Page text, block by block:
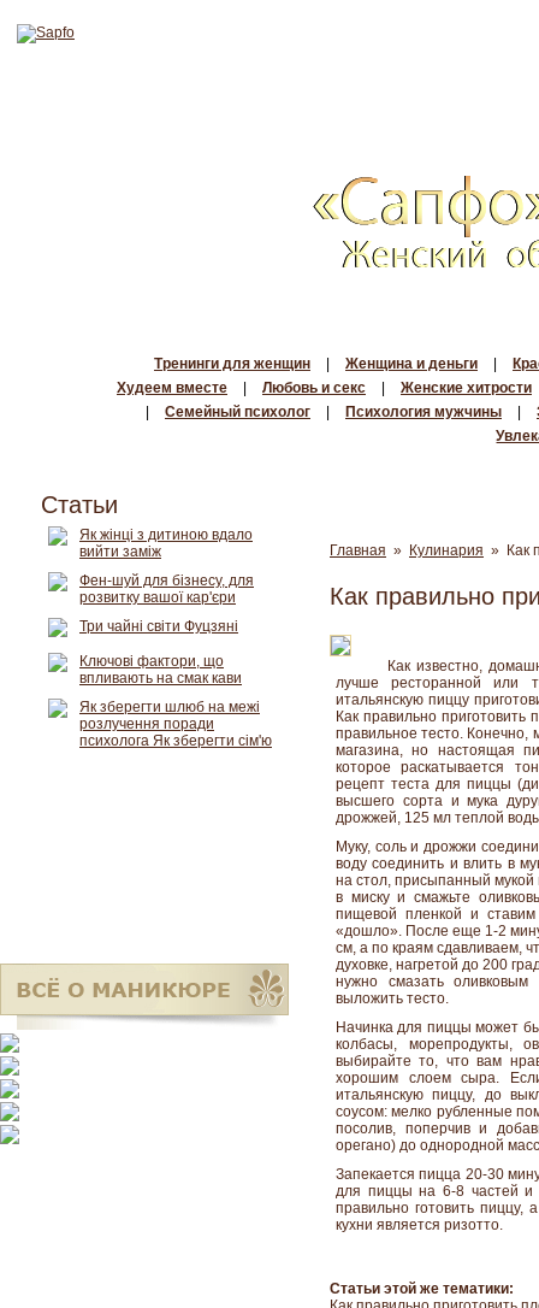
Тренинги для женщин Женщина и деньги
Худеем вместе
Любовь и секс
Женские хитрости
Семейный психолог Психология мужчины
Главная » Кулинария » Как
Как правильно
Как известно,
лучше ресторанной или
итальянскую пиццу
Как правильно
правильное тесто. Конечно,
магазина, но настоящая
которое раскатывается
рецепт теста для пиццы
высшего сорта и мука
дрожжей, 125 мл теплой
Муку, соль и дрожжи
воду соединить и влить в
на стол, присыпанный
в миску и смажьте
пищевой пленкой и
«дошло». После еще 1-2
см, а по краям сдавливаем,
духовке, нагретой до 200
нужно смазать
выложить тесто.
Начинка для пиццы может
колбасы, морепродукты,
выбирайте то, что вам
хорошим слоем сыра.
итальянскую пиццу, до
соусом: мелко рубленные
посолив, поперчив и
орегано) до однородной
Запекается пицца 20-30
для пиццы на 6-8 частей и
правильно готовить
кухни является ризотто.
Статьи этой же тематики:
Статьи
Як жінці з дитиною вдало
вийти заміж
Фен-шуй для бізнесу, для
розвитку вашої кар'єри
Три чайні світи Фуцзяні
Ключові фактори, що
впливають на смак кави
Як зберегти шлюб на межі
розлучення поради
психолога Як зберегти сім'ю